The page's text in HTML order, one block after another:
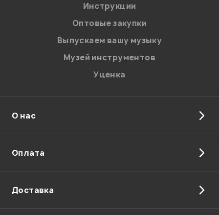
на обработку персональных данных в
Политикой в отношении обработки
персональных данных.
Введите проверочное число:
Отправить
Инструкции
Оптовые закупки
Выпускаем вашу музыку
Музей инструментов
Уценка
О нас
Оплата
Доставка